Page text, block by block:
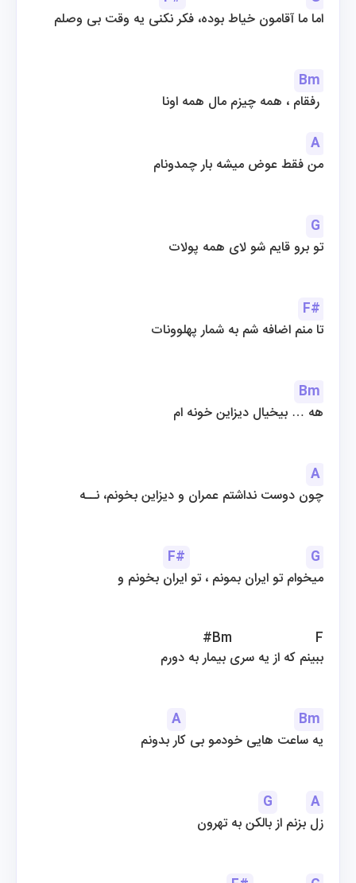
اما ما آقامون خیاط بوده، فکر نکنی یه وقت بی وصلم
Bm
A
من فقط عوض میشه بار چمدونام
G
تو برو قایم شو لای همه پولات
F#
تا منم اضافه شم به شمار پهلوونات
Bm
هه … بیخیال دیزاین خونه ام
A
چون دوست نداشتم عمران و دیزاین بخونم، نــه
F#
G
میخوام تو ایران بمونم ، تو ایران بخونم و
#Bm                     F
ببینم که از یه سری بیمار به دورم
A
Bm
یه ساعت هایی خودمو بی کار بدونم
G
A
زل بزنم از بالکن به تهرون